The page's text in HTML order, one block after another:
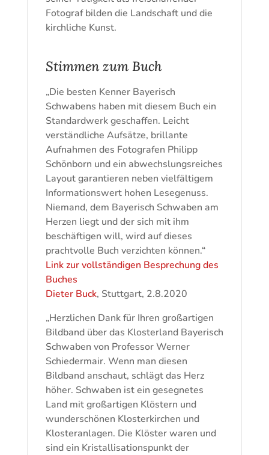
Fotograf bilden die Landschaft und die
kirchliche Kunst.
Stimmen zum Buch
„Die besten Kenner Bayerisch
Schwabens haben mit diesem Buch ein
Standardwerk geschaffen. Leicht
verständliche Aufsätze, brillante
Aufnahmen des Fotografen Philipp
Schönborn und ein abwechslungsreiches
Layout garantieren neben vielfältigem
Informationswert hohen Lesegenuss.
Niemand, dem Bayerisch Schwaben am
Herzen liegt und der sich mit ihm
beschäftigen will, wird auf dieses
prachtvolle Buch verzichten können.“
Link zur vollständigen Besprechung des
Buches
Dieter Buck, Stuttgart, 2.8.2020
„Herzlichen Dank für Ihren großartigen
Bildband über das Klosterland Bayerisch
Schwaben von Professor Werner
Schiedermair. Wenn man diesen
Bildband anschaut, schlägt das Herz
höher. Schwaben ist ein gesegnetes
Land mit großartigen Klöstern und
wunderschönen Klosterkirchen und
Klosteranlagen. Die Klöster waren und
sind ein Kristallisationspunkt der